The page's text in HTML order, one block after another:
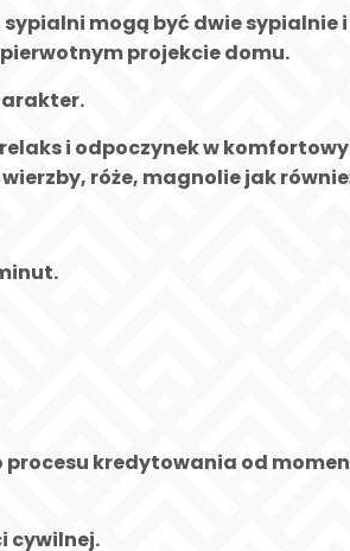
mogą być dwie sypialnie
projekcie domu.
i odpoczynek w
róże, magnolie jak
procesu kredytowania od
cywilnej.